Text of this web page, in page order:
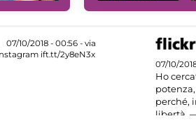
07/10/
Ho
perché,
libertà.